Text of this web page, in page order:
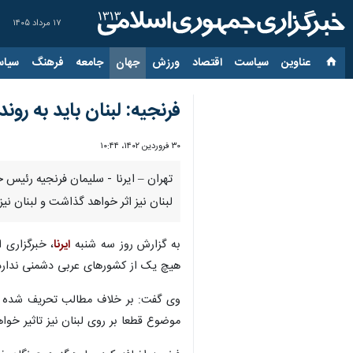
۱۷ مرداد ۱۴۰۵
عناوین‌ سیاست اقتصاد ورزش جهان جامعه فرهنگ
فرنجیه: لبنان باید به
۳۰ فروردین ۱۴۰۲، ۱۰:۴۴